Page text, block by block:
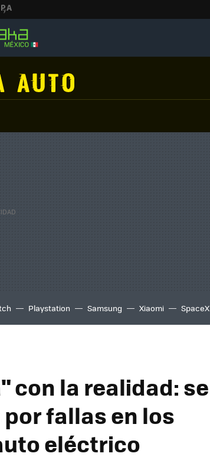
Playstation Samsung Xiaomi SpaceX
con la realidad: se
fallas en los
eléctrico